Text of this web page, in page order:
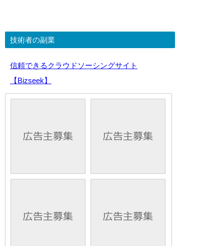
技術者の副業
信頼できるクラウドソーシングサイト
【Bizseek】